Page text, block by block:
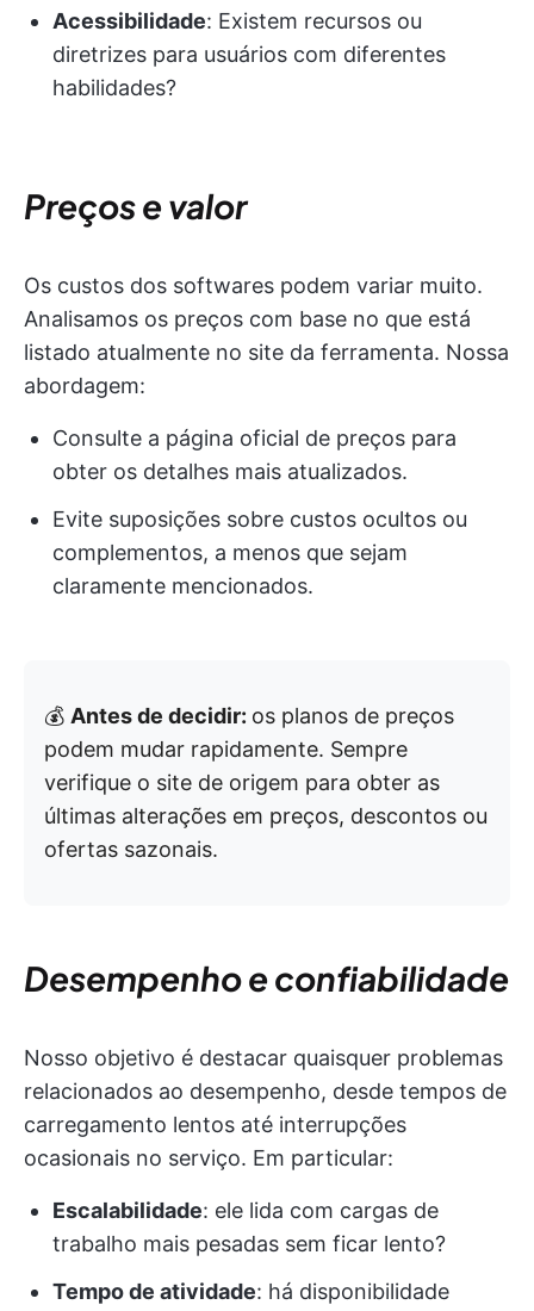
Acessibilidade: Existem recursos ou
diretrizes para usuários com diferentes
habilidades?
Preços e valor
Os custos dos softwares podem variar muito.
Analisamos os preços com base no que está
listado atualmente no site da ferramenta. Nossa
abordagem:
Consulte a página oficial de preços para
obter os detalhes mais atualizados.
Evite suposições sobre custos ocultos ou
complementos, a menos que sejam
claramente mencionados.
💰 Antes de decidir: os planos de preços
podem mudar rapidamente. Sempre
verifique o site de origem para obter as
últimas alterações em preços, descontos ou
ofertas sazonais.
Desempenho e confiabilidade
Nosso objetivo é destacar quaisquer problemas
relacionados ao desempenho, desde tempos de
carregamento lentos até interrupções
ocasionais no serviço. Em particular:
Escalabilidade: ele lida com cargas de
trabalho mais pesadas sem ficar lento?
Tempo de atividade: há disponibilidade